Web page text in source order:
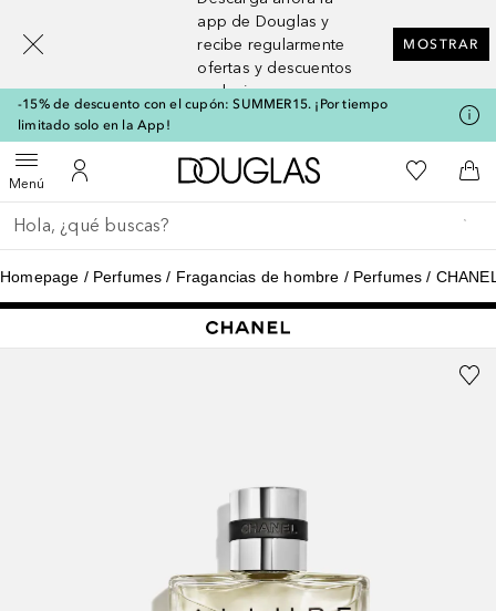
app de Douglas y
recibe regularmente
ofertas y descuentos
exclusivos
MOSTRAR
-15% de descuento con el cupón: SUMMER15. ¡Por tiempo
limitado solo en la App!
MenúAbrir menúMi cuenta
A Douglas HomeMi lista de
A
Regresar
Ejecutar búsqueda
Homepage Perfumes Fragancias de hombre Perfumes
[navigation.slideout.screenreader]